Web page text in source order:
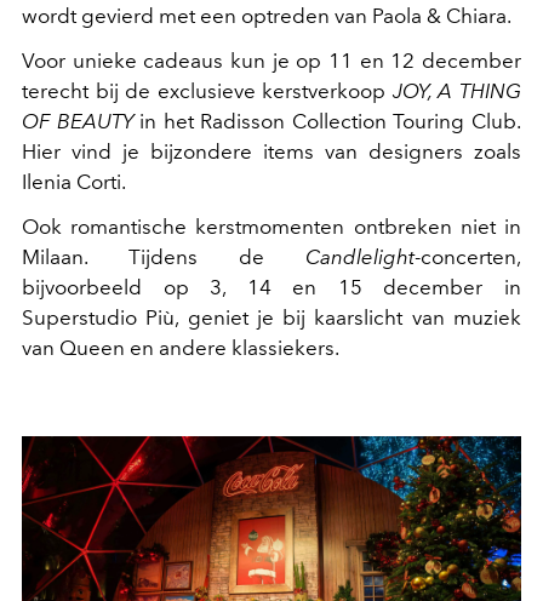
wordt gevierd met een optreden van Paola & Chiara.
Voor unieke cadeaus kun je op 11 en 12 december
terecht bij de exclusieve kerstverkoop JOY, A THING
OF BEAUTYin het Radisson Collection Touring Club.
Hier vind je bijzondere items van designers zoals
Ilenia Corti.
Ook romantische kerstmomenten ontbreken niet in
Milaan. Tijdens de Candlelight-concerten,
bijvoorbeeld op 3, 14 en 15 december in
Superstudio Più, geniet je bij kaarslicht van muziek
van Queen en andere klassiekers.